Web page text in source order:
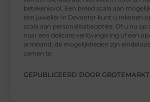
betekenisvol. Een breed scala aan
een juwelier in Deventer kunt u rekenen
scala aan personalisatieopties. Of u nu op
naar een delicate verlovingsring of een
armband, de mogelijkheden zijn
samen te
GEPUBLICEERD DOOR